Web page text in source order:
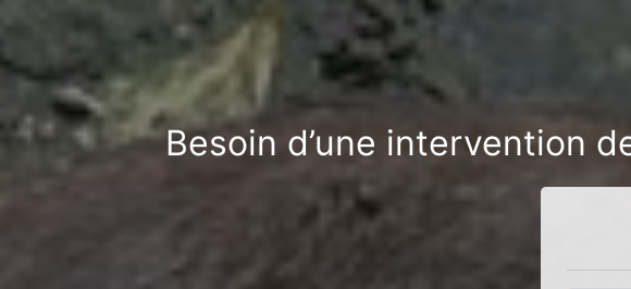
Besoin d’une intervention